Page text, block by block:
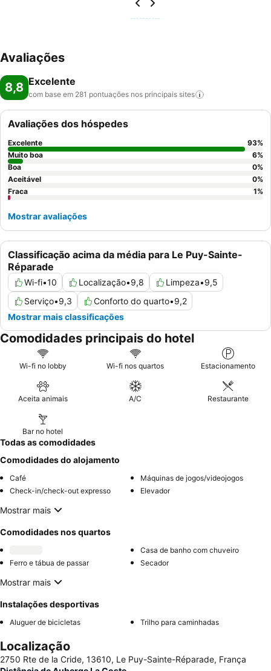
Avaliações
8,8 Excelente
com base em 281 pontuações nos principais sites
Classificação acima da média para Le Puy-Sainte-
Réparade
Wi-fi•10 Localização•9,8 Limpeza•9,5
Serviço•9,3 Conforto do quarto•9,2
Mostrar mais classificações
Avaliações dos hóspedes
Excelente 93%
Muito boa
6%
Boa
0%
Aceitável
0%
Fraca
1%
Mostrar avaliações
Comodidades principais do hotel
Wi-fi no lobby Wi-fi nos quartos Estacionamento
Aceita animais A/C Restaurante
Bar no hotel
Todas as comodidades
Comodidades do alojamento
Café
Máquinas de jogos/videojogos
Check-in/check-out expresso
Elevador
Mostrar mais
Comodidades nos quartos
Casa de banho com chuveiro
Ferro e tábua de passar
Secador
Mostrar mais
Instalações desportivas
Aluguer de bicicletas Trilho para caminhadas
Localização
2750 Rte de la Cride, 13610, Le Puy-Sainte-Réparade, França